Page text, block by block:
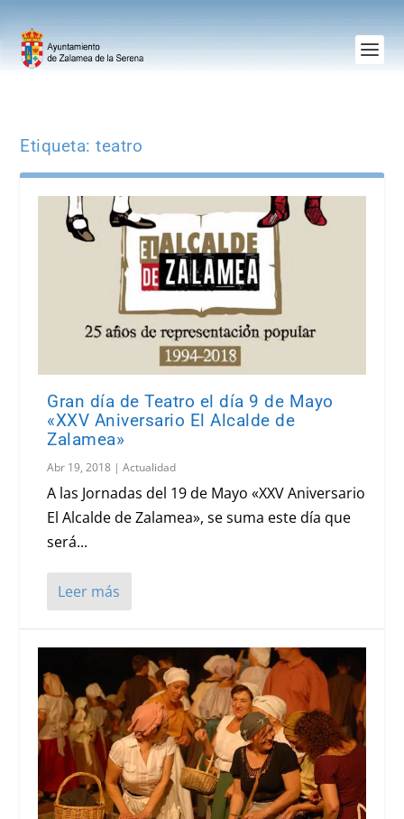
Etiqueta:teatro
Gran día de Teatro el día 9 de Mayo
«XXV Aniversario El Alcalde de
Zalamea»
Abr 19, 2018 |Actualidad
A las Jornadas del 19 de Mayo «XXV Aniversario
El Alcalde de Zalamea», se suma este día que
será...
Leer más